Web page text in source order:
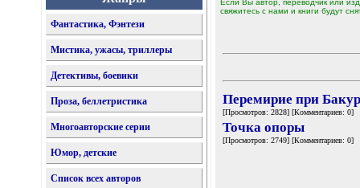
Фантастика, Фэнтези
Мистика, ужасы, триллеры
Детективы, боевики
Проза, беллетристика
Многоавторские серии
Юмор, детские
Список всех авторов
Если Вы автор, переводчик или
свяжитесь с нами и книги будут
Перемирие при
[Просмотров: 2828] [Комментариев: 0]
Точка опоры
[Просмотров: 2749] [Комментариев: 0]